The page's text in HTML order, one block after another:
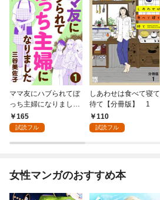
ママ友にハブられてぼ
っち主婦になりました
【分冊版】 1
165
試読フル
しあわせは食べて寝て
待て【分冊版】 1
110
試読フル
女性マンガのおすすめ本